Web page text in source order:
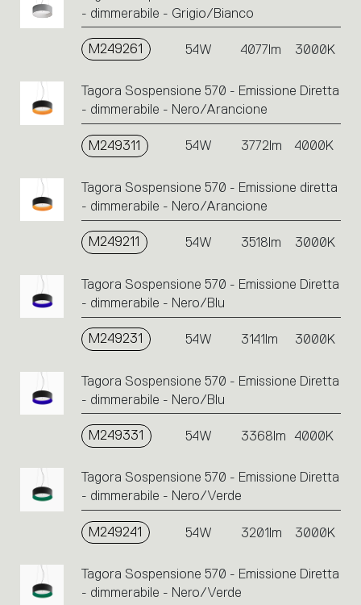
- dimmerabile - Grigio/Bianco
M249261 54W 4077lm 3000K
Tagora Sospensione 570 - Emissione Diretta
- dimmerabile - Nero/Arancione
M249311 54W 3772lm 4000K
Tagora Sospensione 570 - Emissione diretta
- dimmerabile - Nero/Arancione
M249211 54W 3518lm 3000K
Tagora Sospensione 570 - Emissione Diretta
- dimmerabile - Nero/Blu
M249231 54W 3141lm 3000K
Tagora Sospensione 570 - Emissione Diretta
- dimmerabile - Nero/Blu
M249331 54W 3368lm 4000K
Tagora Sospensione 570 - Emissione Diretta
- dimmerabile - Nero/Verde
M249241 54W 3201lm 3000K
Tagora Sospensione 570 - Emissione Diretta
- dimmerabile - Nero/Verde